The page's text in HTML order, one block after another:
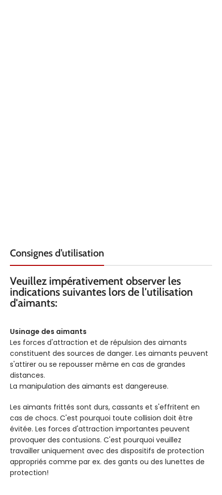
Consignes d’utilisation
Veuillez impérativement observer les
indications suivantes lors de l'utilisation
d'aimants:
Usinage des aimants
Les forces d'attraction et de répulsion des aimants
constituent des sources de danger. Les aimants peuvent
s'attirer ou se repousser même en cas de grandes
distances.
La manipulation des aimants est dangereuse.
Les aimants frittés sont durs, cassants et s'effritent en
cas de chocs. C'est pourquoi toute collision doit être
évitée. Les forces d'attraction importantes peuvent
provoquer des contusions. C'est pourquoi veuillez
travailler uniquement avec des dispositifs de protection
appropriés comme par ex. des gants ou des lunettes de
protection!